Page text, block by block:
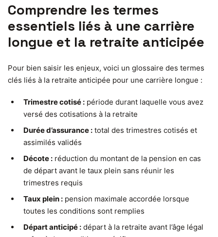
Comprendre les termes
essentiels liés à une carrière
longue et la retraite anticipée
Pour bien saisir les enjeux, voici un glossaire des termes
clés liés à la retraite anticipée pour une carrière longue :
Trimestre cotisé : période durant laquelle vous avez
versé des cotisations à la retraite
Durée d’assurance : total des trimestres cotisés et
assimilés validés
Décote : réduction du montant de la pension en cas
de départ avant le taux plein sans réunir les
trimestres requis
Taux plein : pension maximale accordée lorsque
toutes les conditions sont remplies
Départ anticipé : départ à la retraite avant l’âge légal